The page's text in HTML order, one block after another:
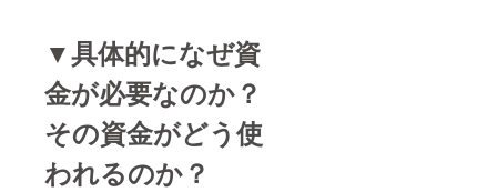
▼具体的になぜ資
金が必要なのか？
その資金がどう使
われるのか？